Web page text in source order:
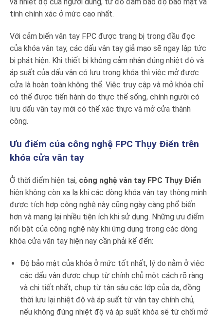
tính chính xác ở mức cao nhất.
Với cảm biến vân tay FPC được trang bị trong đầu đọc
của khóa vân tay, các dấu vân tay giả mạo sẽ ngay lập tức
bị phát hiện. Khi thiết bị không cảm nhận đúng nhiệt độ và
áp suất của dấu vân có lưu trong khóa thì việc mở được
cửa là hoàn toàn không thể. Việc truy cập và mở khóa chỉ
có thể được tiến hành do thực thể sống, chính người có
lưu dấu vân tay mới có thể xác thực và mở cửa thành
công.
Ưu điểm của công nghệ FPC Thụy Điển trên
khóa cửa vân tay
Ở thời điểm hiện tại, công nghệ vân tay FPC Thụy Điển
hiện không còn xa lạ khi các dòng khóa vân tay thông minh
được tích hợp công nghệ này cũng ngày càng phổ biến
hơn và mang lại nhiều tiện ích khi sử dụng. Những ưu điểm
nổi bật của công nghệ này khi ứng dụng trong các dòng
khóa cửa vân tay hiện nay cần phải kể đến:
Độ bảo mật của khóa ở mức tốt nhất, lý do nằm ở việc
các dấu vân được chụp từ chính chủ một cách rõ ràng
và chi tiết nhất, chụp từ tận sâu các lớp của da, đồng
thời lưu lại nhiệt độ và áp suất từ vân tay chính chủ,
nếu không đúng nhiệt độ và áp suất khóa sẽ từ chối mở